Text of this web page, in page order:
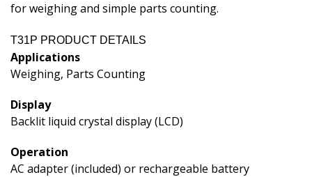
for weighing and simple parts counting.
T31P PRODUCT DETAILS
Applications
Weighing, Parts Counting
Display
Backlit liquid crystal display (LCD)
Operation
AC adapter (included) or rechargeable battery